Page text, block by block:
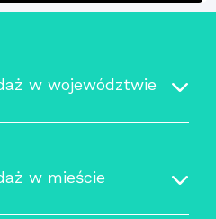
w województwie
w mieście